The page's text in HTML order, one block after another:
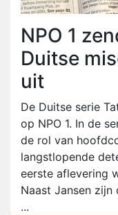
NPO 1
Duitse
uit
De Duitse serie
op NPO 1. In de
de rol van
langstlopende
eerste aflevering
Naast Jansen zijn
...